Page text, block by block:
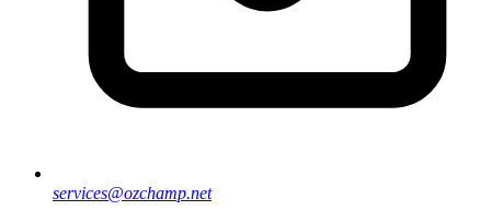
services@ozchamp.net